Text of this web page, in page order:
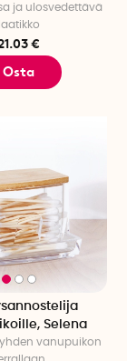
ja ulosvedettävä
laatikko
€
Osta
Selena
vanupuikon